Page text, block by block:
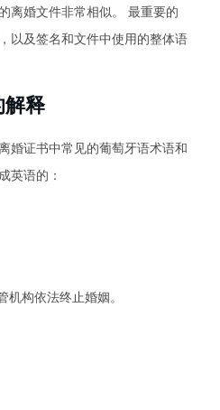
离婚文件非常相似。 最重要的
以及签名和文件中使用的整体语
解释
婚证书中常见的葡萄牙语术语和
英语的：
构依法终止婚姻。